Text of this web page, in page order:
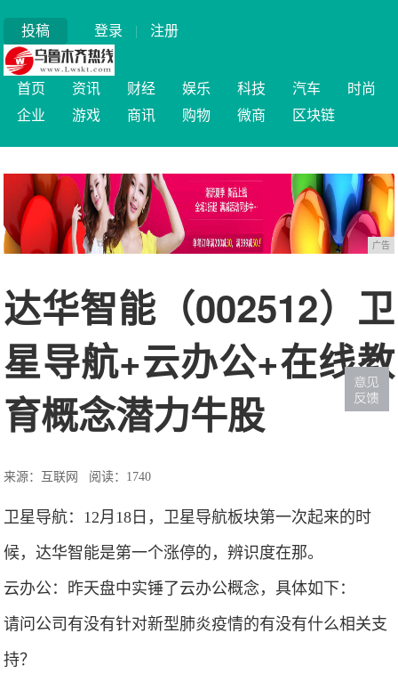
投稿 登录 | 注册
首页 资讯 财经 娱乐 科技 汽车
时尚
企业
游戏 商讯 购物 微商 区块链
广告
达华智能（002512）卫
星导航+云办公+在线教
育概念潜力牛股
来源：互联网 阅读：1740
卫星导航：12月18日，卫星导航板块第一次起来的时
候，达华智能是第一个涨停的，辨识度在那。
云办公：昨天盘中实锤了云办公概念，具体如下：
请问公司有没有针对新型肺炎疫情的有没有什么相关支
持？